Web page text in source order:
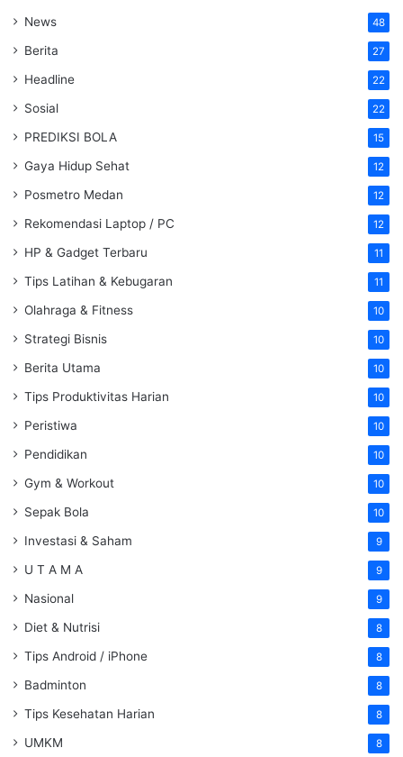
News 48
Berita 27
Headline 22
Sosial 22
PREDIKSI BOLA 15
Gaya Hidup Sehat 12
Posmetro Medan 12
Rekomendasi Laptop / PC 12
HP & Gadget Terbaru 11
Tips Latihan & Kebugaran 11
Olahraga & Fitness 10
Strategi Bisnis 10
Berita Utama 10
Tips Produktivitas Harian 10
Peristiwa 10
Pendidikan 10
Gym & Workout 10
Sepak Bola 10
Investasi & Saham 9
U T A M A 9
Nasional 9
Diet & Nutrisi 8
Tips Android / iPhone 8
Badminton 8
Tips Kesehatan Harian 8
UMKM 8